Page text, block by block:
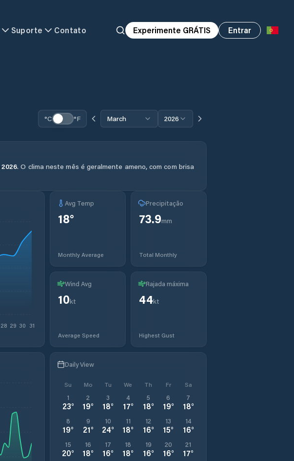
Suporte Contato Experimente GRÁTIS Entrar
°C °F March 2026
2026.O clima neste mês é geralmente ameno, com com brisa
28 29 30 31
Avg Temp
18°
Monthly Average
Precipitação
73.9mm
Total Monthly
Wind Avg
10kt
Average Speed
Rajada máxima
44kt
Highest Gust
Daily View
Su Mo Tu We Th Fr Sa
1
23°
2
19°
3
18°
4
17°
5
18°
6
19°
7
18°
8
19°
9
21°
10
24°
11
18°
12
16°
13
15°
14
16°
15
20°
16
18°
17
16°
18
18°
19
16°
20
16°
21
17°